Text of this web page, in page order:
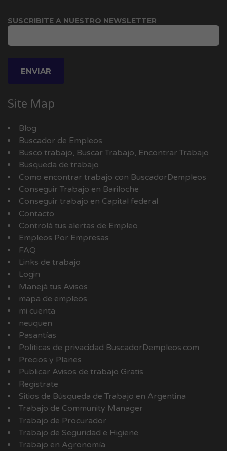
SUSCRIBITE A NUESTRO NEWSLETTER
Site Map
Blog
Buscador de Empleos
Busco trabajo, Buscar Trabajo, Encontrar Trabajo
Busqueda de trabajo
Como encontrar trabajo con BuscadorDempleos
Conseguir Trabajo en Bariloche
Conseguir trabajo en Capital federal
Contacto
Controlá tus alertas de Empleo
Empleos Por Empresas
FAQ
Links de trabajo
Login
Manejá tus Avisos
mapa de empleos
mi cuenta
neuquen
Pasantías
Políticas de privacidad BuscadorDempleos.com
Precios y Planes
Publicar Avisos de trabajo Gratis
Registrate
Sitios de Búsqueda de Trabajo en Argentina
Trabajo de Community Manager
Trabajo de Procurador
Trabajo de Seguridad e Higiene
Trabajo en Agronomía